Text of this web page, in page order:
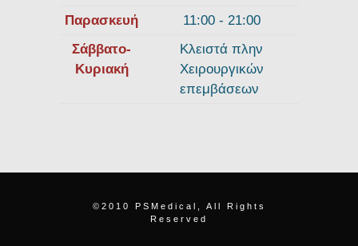
Παρασκευή
11:00 - 21:00
Σάββατο-
Κυριακή
Κλειστά πλην
Χειρουργικών
επεμβάσεων
©2010 PSMedical, All Rights
Reserved